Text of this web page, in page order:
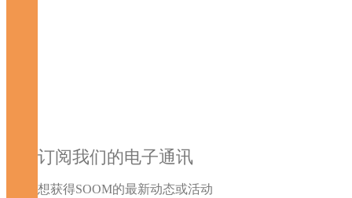
订阅我们的电子通讯
想获得SOOM的最新动态或活动